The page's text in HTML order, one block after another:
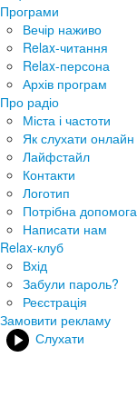
Програми
Вечір наживо
Relax-читання
Relax-персона
Архів програм
Про радіо
Міста і частоти
Як слухати онлайн
Лайфстайл
Контакти
Логотип
Потрібна допомога
Написати нам
Relax-клуб
Вхід
Забули пароль?
Реєстрація
Замовити рекламу
Слухати